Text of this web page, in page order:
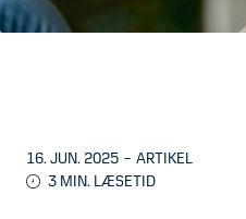
16. JUN. 2025 – ARTIKEL
3 MIN. LÆSETID